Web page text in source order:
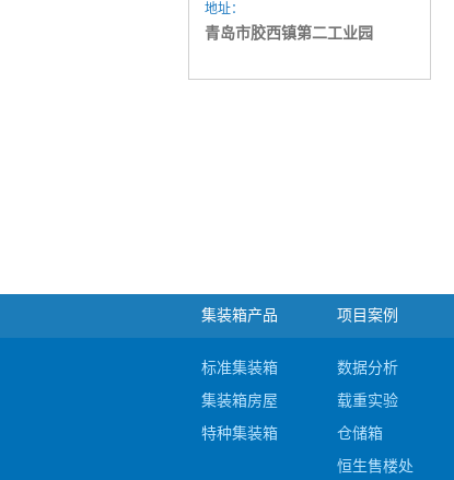
地址：
青岛市胶西镇第二工业园
集装箱产品
标准集装箱
集装箱房屋
特种集装箱
项目案例
数据分析
载重实验
仓储箱
恒生售楼处